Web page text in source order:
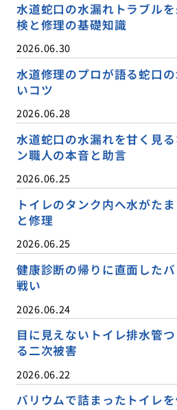
水道蛇口の水漏れトラブル
検と修理の基礎知識
2026.06.30
水道修理のプロが語る蛇口
いコツ
2026.06.28
水道蛇口の水漏れを甘く見
ン職人の本音と助言
2026.06.25
トイレのタンク内へ水がた
と修理
2026.06.25
健康診断の帰りに直面した
戦い
2026.06.24
目に見えないトイレ排水管
る二次被害
2026.06.22
バリウムで詰まったトイレ